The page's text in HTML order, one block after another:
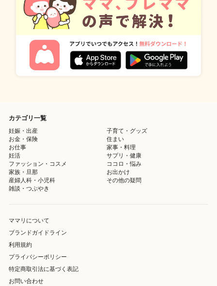
カテゴリ一覧
妊娠・出産
子育て・グッズ
お金・保険
住まい
お仕事
家事・料理
妊活
サプリ・健康
ファッション・コスメ
ココロ・悩み
家族・旦那
お出かけ
産婦人科・小児科
その他の疑問
雑談・つぶやき
ママリについて
ブランドガイドライン
利用規約
プライバシーポリシー
特定商取引法に基づく表記
お問い合わせ